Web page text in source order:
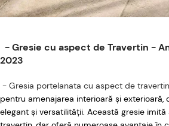
- Gresie cu aspect de Travertin -
2023
- Gresia portelanata cu aspect de travertin
pentru amenajarea interioară și exterioară,
elegant și versatilității. Această gresie